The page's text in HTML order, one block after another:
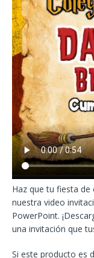
Haz que tu fiesta de
nuestra video
PowerPoint.
una invitación que
Si este producto es